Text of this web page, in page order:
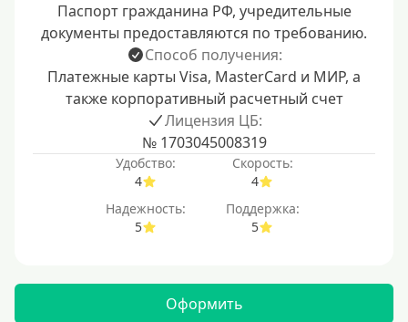
Паспорт гражданина РФ, учредительные
документы предоставляются по требованию.
Способ получения:
Платежные карты Visa, MasterCard и МИР, а
также корпоративный расчетный счет
Лицензия ЦБ:
№ 1703045008319
Удобство:
4
Скорость:
4
Надежность:
5
Поддержка:
5
Оформить